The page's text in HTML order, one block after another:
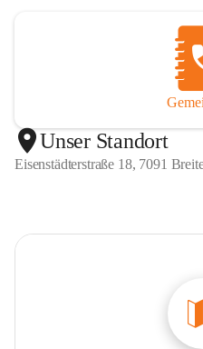
Unser Standort
Eisenstädterstraße 18, 7091